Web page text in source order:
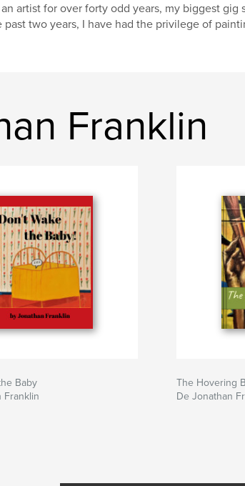
artist for over forty odd years, my biggest
past two years, I have had the privilege of
Franklin
Baby
Franklin
The Hovering
De Jonathan